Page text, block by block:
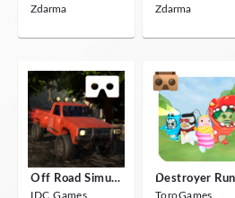
Zdarma Zdarma
Off Road Simulator VR
IDC Games ToroGames